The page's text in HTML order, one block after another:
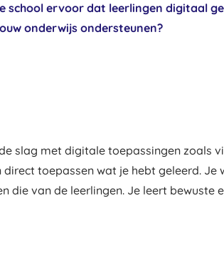
school ervoor dat leerlingen digitaal
onderwijs ondersteunen?
slag met digitale toepassingen zoals
toepassen wat je hebt geleerd. Je
die van de leerlingen. Je leert bewuste